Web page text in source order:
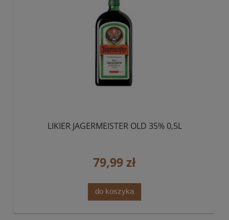
LIKIER JAGERMEISTER OLD 35% 0,5L
79,99 zł
do koszyka